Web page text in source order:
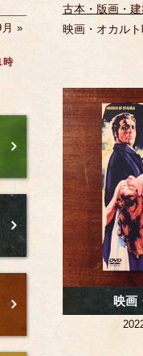
古本・版画・
映画・オカル
映画
月 »
時